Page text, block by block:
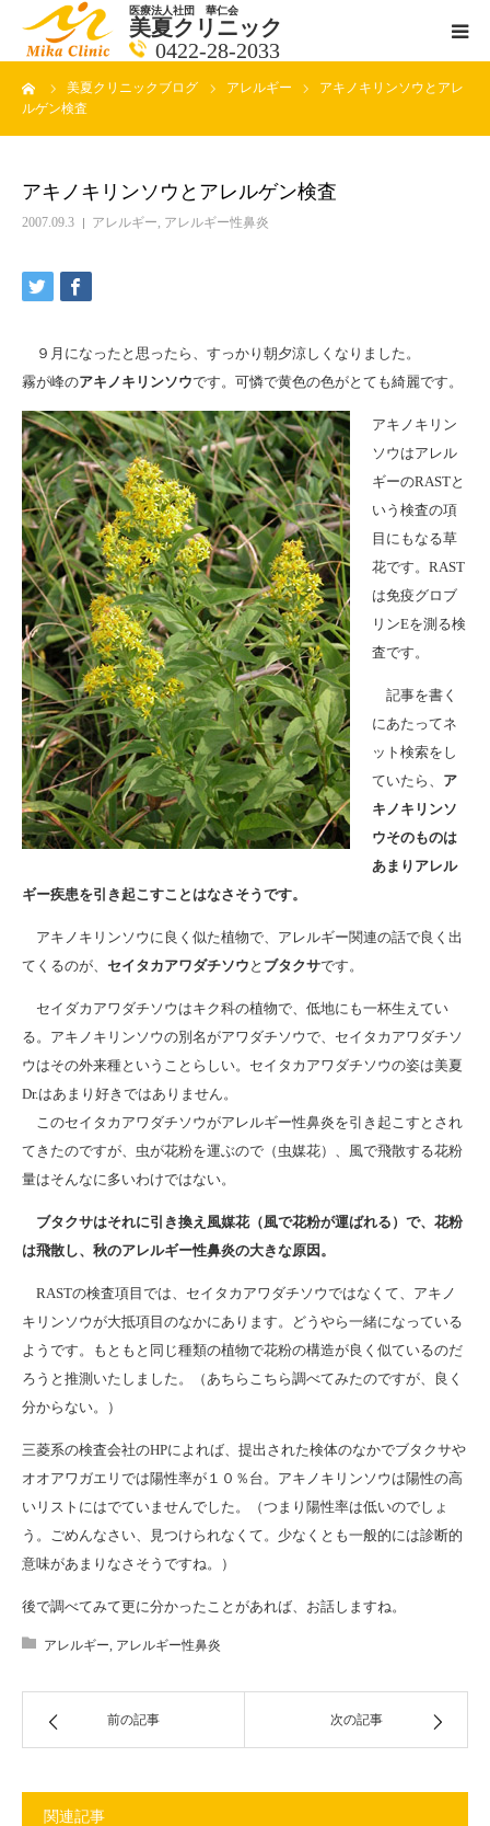
医療法人社団 華仁会
美夏クリニック
0422-28-2033
美夏クリニックブログ アレルギー
アキノキリンソウとアレ
ルゲン検査
アキノキリンソウとアレルゲン検査
2007.09.3 アレルギー, アレルギー性鼻炎
９月になったと思ったら、すっかり朝夕涼しくなりました。
霧が峰のアキノキリンソウです。可憐で黄色の色がとても綺麗です。
アキノキリン
ソウはアレル
ギーのRASTと
いう検査の項
目にもなる草
花です。RAST
は免疫グロブ
リンEを測る検
査です。
記事を書く
にあたってネ
ット検索をし
ていたら、 ア
キノキリンソ
ウそのものは
あまりアレル
ギー疾患を引き起こすことはなさそうです。
アキノキリンソウに良く似た植物で、アレルギー関連の話で良く出
てくるのが、 セイタカアワダチソウ と ブタクサです。
セイダカアワダチソウはキク科の植物で、低地にも一杯生えてい
る。アキノキリンソウの別名がアワダチソウで、セイタカアワダチソ
ウはその外来種ということらしい。セイタカアワダチソウの姿は美夏
Dr.はあまり好きではありません。
このセイタカアワダチソウがアレルギー性鼻炎を引き起こすとされ
てきたのですが、虫が花粉を運ぶので（虫媒花）、風で飛散する花粉
量はそんなに多いわけではない。
ブタクサはそれに引き換え風媒花（風で花粉が運ばれる）で、花粉
は飛散し、秋のアレルギー性鼻炎の大きな原因。
RASTの検査項目では、セイタカアワダチソウではなくて、アキノ
キリンソウが大抵項目のなかにあります。どうやら一緒になっている
ようです。もともと同じ種類の植物で花粉の構造が良く似ているのだ
ろうと推測いたしました。（あちらこちら調べてみたのですが、良く
分からない。）
三菱系の検査会社のHPによれば、提出された検体のなかでブタクサや
オオアワガエリでは陽性率が１０％台。アキノキリンソウは陽性の高
いリストにはでていませんでした。（つまり陽性率は低いのでしょ
う。ごめんなさい、見つけられなくて。少なくとも一般的には診断的
意味があまりなさそうですね。）
後で調べてみて更に分かったことがあれば、お話しますね。
アレルギー, アレルギー性鼻炎
前の記事 次の記事
関連記事
医師紹介
クリニックの紹介
アクセス
メールで相談
料金一覧 new